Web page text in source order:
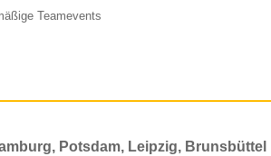
Teamevents
Potsdam, Leipzig, Brunsbüttel